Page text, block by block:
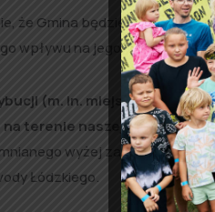
że Gmina będzie odbierała
wpływu na jego pochodzenie
(m. in. miejsca odbioru,
terenie naszej gminy,
wyżej
Łódzkiego.